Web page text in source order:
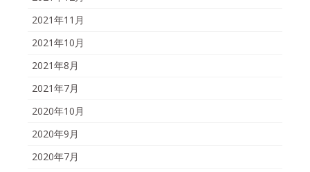
2021年11月
2021年10月
2021年8月
2021年7月
2020年10月
2020年9月
2020年7月